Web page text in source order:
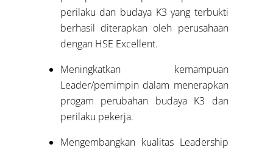
perilaku dan budaya K3 yang terbukti
berhasil diterapkan oleh perusahaan
dengan HSE Excellent.
Meningkatkan kemampuan
Leader/pemimpin dalam menerapkan
progam perubahan budaya K3 dan
perilaku pekerja.
Mengembangkan kualitas Leadership